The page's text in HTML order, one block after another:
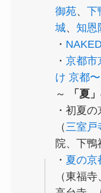
御苑、下
城、知恩
・
・京都市
け 京都〜
～
「夏」
・初夏
（三室戸
院、下鴨
・ 夏の京
（東福